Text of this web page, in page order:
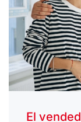
El